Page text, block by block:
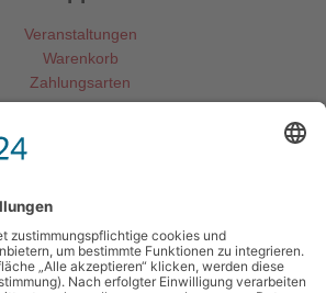
Veranstaltungen
Warenkorb
Zahlungsarten
Gemeinde Mainhausen
Rheinstraße 3
63533 Mainhausen
06182 8900 -79 o. -85